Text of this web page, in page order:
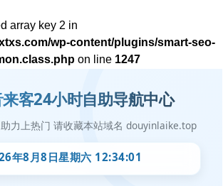
array key 2 in
wp-content/plugins/smart-seo-
on line 1247